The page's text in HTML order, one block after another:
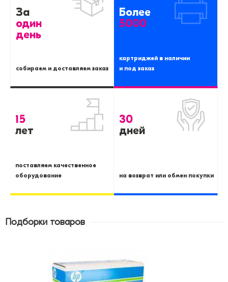
За
один
день
собираем и доставляем заказ
Более
5000
картриджей в наличии
и под заказ
15
лет
поставляем качественное
оборудование
30
дней
на возврат или обмен покупки
Подборки товаров